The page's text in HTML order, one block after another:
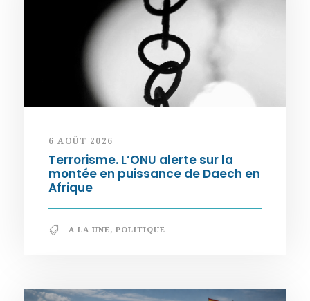
6 AOÛT 2026
Terrorisme. L’ONU alerte sur la
montée en puissance de Daech en
Afrique
A LA UNE, POLITIQUE